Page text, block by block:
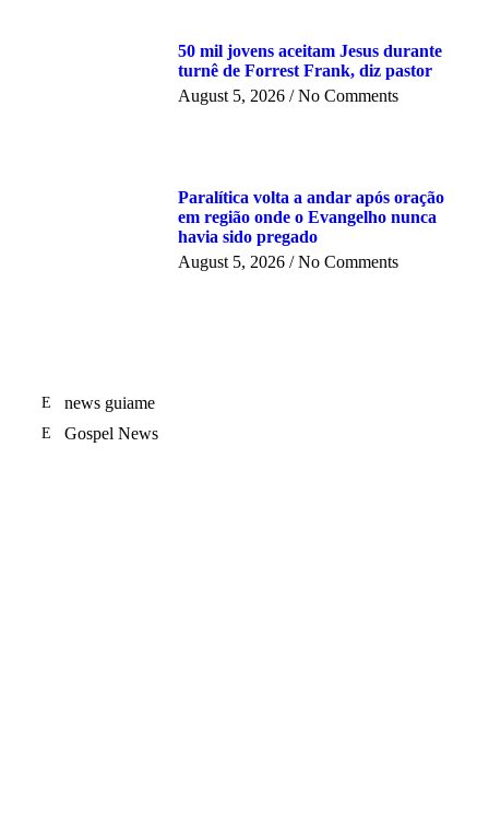
50 mil jovens aceitam Jesus durante
turnê de Forrest Frank, diz pastor
August 5, 2026 No Comments
Paralítica volta a andar após oração
em região onde o Evangelho nunca
havia sido pregado
August 5, 2026 No Comments
news guiame
Gospel News